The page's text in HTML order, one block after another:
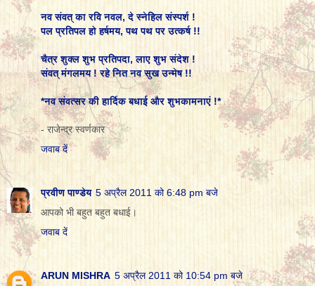
नव संवत् का रवि नवल, दे स्नेहिल संस्पर्श !
पल प्रतिपल हो हर्षमय, पथ पथ पर उत्कर्ष !!
चैत्र शुक्ल शुभ प्रतिपदा, लाए शुभ संदेश !
संवत् मंगलमय ! रहे नित नव सुख उन्मेष !!
*नव संवत्सर की हार्दिक बधाई और शुभकामनाएं !*
- राजेन्द्र स्वर्णकार
जवाब दें
प्रवीण पाण्डेय 5 अप्रैल 2011 को 6:48 pm बजे
आपको भी बहुत बहुत बधाई।
जवाब दें
ARUN MISHRA 5 अप्रैल 2011 को 10:54 pm बजे